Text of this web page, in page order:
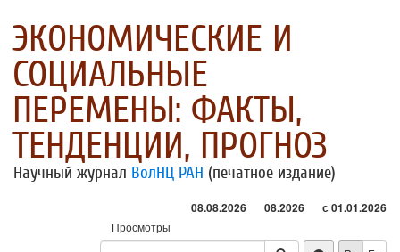
ЭКОНОМИЧЕСКИЕ И
СОЦИАЛЬНЫЕ
ПЕРЕМЕНЫ: ФАКТЫ,
ТЕНДЕНЦИИ, ПРОГНОЗ
Научный журнал ВолНЦ РАН (печатное издание)
08.08.2026 08.2026 с 01.01.2026
Просмотры
Посетители